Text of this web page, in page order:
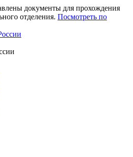
документы для прохождения
отделения. Посмотреть по